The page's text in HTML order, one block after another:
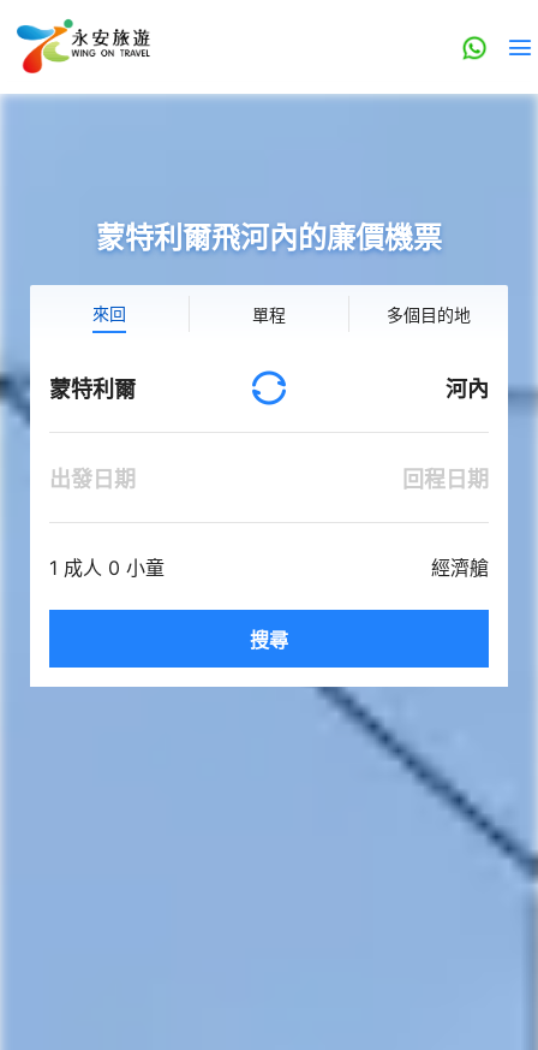
蒙特利爾飛河內的廉價機票
來回 單程 多個目的地
蒙特利爾 河內
出發日期 回程日期
1 成人 0 小童 經濟艙
搜尋